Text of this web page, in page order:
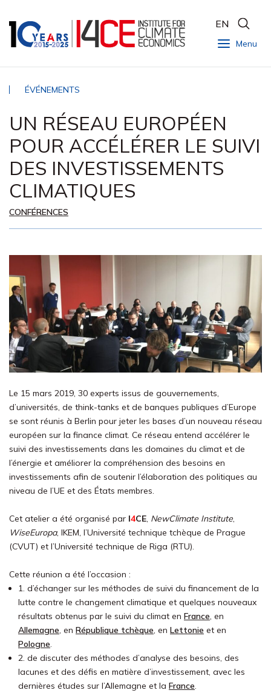
Menu
EN
ÉVÉNEMENTS
UN RÉSEAU EUROPÉEN
POUR ACCÉLÉRER LE SUIVI
DES INVESTISSEMENTS
CLIMATIQUES
CONFÉRENCES
Le 15 mars 2019, 30 experts issus de gouvernements,
d’universités, de think-tanks et de banques publiques d’Europe
se sont réunis à Berlin pour jeter les bases d’un nouveau réseau
européen sur la finance climat. Ce réseau entend accélérer le
suivi des investissements dans les domaines du climat et de
l’énergie et améliorer la compréhension des besoins en
investissements afin de soutenir l’élaboration des politiques au
niveau de l’UE et des États membres.
Cet atelier a été organisé par I4CE, NewClimate Institute,
WiseEuropa, IKEM, l’Université technique tchèque de Prague
(CVUT) et l’Université technique de Riga (RTU).
Cette réunion a été l’occasion :
1. d’échanger sur les méthodes de suivi du financement de la
lutte contre le changement climatique et quelques nouveaux
résultats obtenus par le suivi du climat en France, en
Allemagne, en République tchèque, en Lettonie et en
Pologne.
2. de discuter des méthodes d’analyse des besoins, des
lacunes et des défis en matière d’investissement, avec les
dernières études sur l’Allemagne et la France.